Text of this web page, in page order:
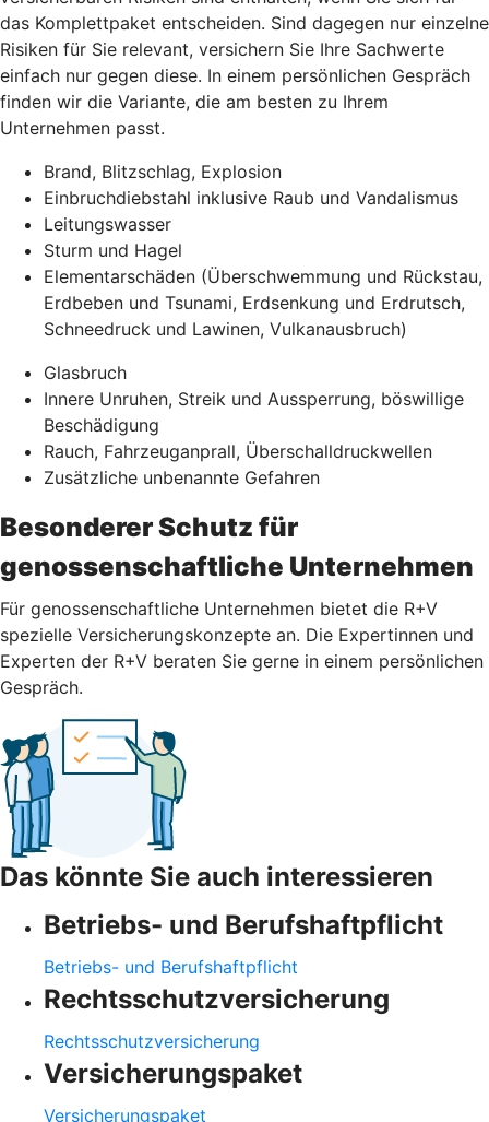
das Komplettpaket entscheiden. Sind dagegen nur einzelne
Risiken für Sie relevant, versichern Sie Ihre Sachwerte
einfach nur gegen diese. In einem persönlichen Gespräch
finden wir die Variante, die am besten zu Ihrem
Unternehmen passt.
Brand, Blitzschlag, Explosion
Einbruchdiebstahl inklusive Raub und Vandalismus
Leitungswasser
Sturm und Hagel
Elementarschäden (Überschwemmung und Rückstau,
Erdbeben und Tsunami, Erdsenkung und Erdrutsch,
Schneedruck und Lawinen, Vulkanausbruch)
Glasbruch
Innere Unruhen, Streik und Aussperrung, böswillige
Beschädigung
Rauch, Fahrzeuganprall, Überschalldruckwellen
Zusätzliche unbenannte Gefahren
Besonderer Schutz für
genossenschaftliche Unternehmen
Für genossenschaftliche Unternehmen bietet die R+V
spezielle Versicherungskonzepte an. Die Expertinnen und
Experten der R+V beraten Sie gerne in einem persönlichen
Gespräch.
Das könnte Sie auch interessieren
Betriebs- und Berufshaftpflicht
Betriebs- und Berufshaftpflicht
Rechtsschutzversicherung
Rechtsschutzversicherung
Versicherungspaket
Versicherungspaket